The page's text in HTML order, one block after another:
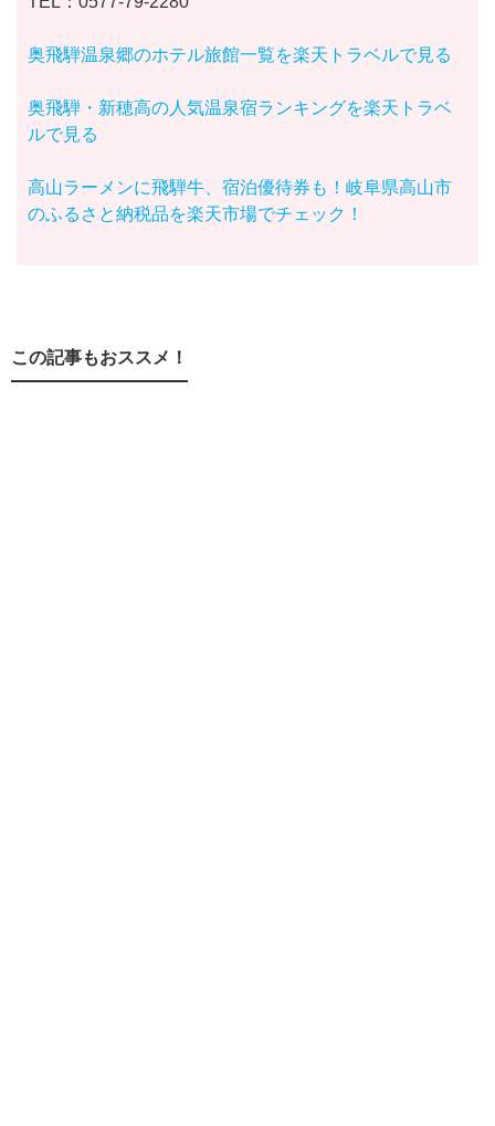
奥飛騨温泉郷のホテル旅館一覧を楽天トラベルで見る
奥飛騨・新穂高の人気温泉宿ランキングを楽天トラベ
ルで見る
高山ラーメンに飛騨牛、宿泊優待券も！岐阜県高山市
のふるさと納税品を楽天市場でチェック！
この記事もおススメ！